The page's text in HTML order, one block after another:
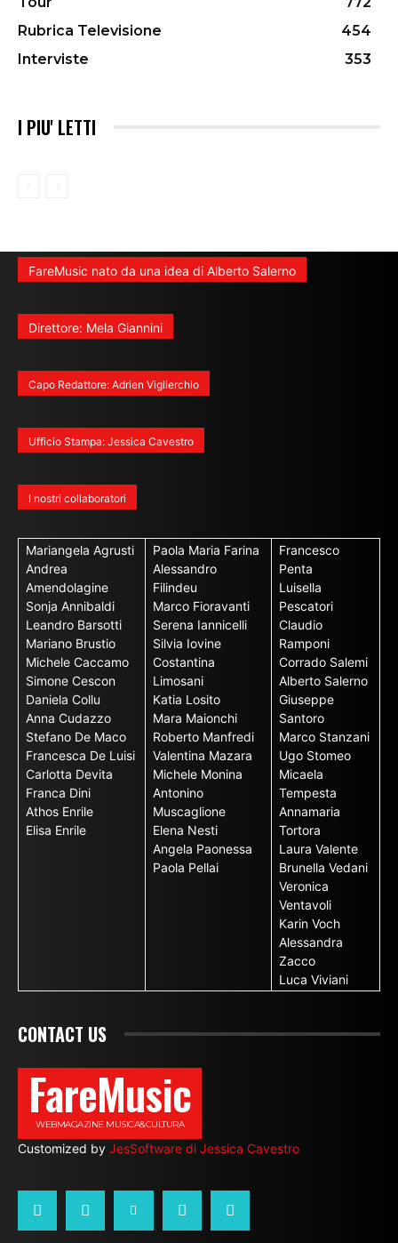
Rubrica Televisione
454
Interviste
353
I PIU' LETTI
FareMusic nato da una idea di Alberto Salerno
Direttore: Mela Giannini
Capo Redattore: Adrien Viglierchio
Ufficio Stampa: Jessica Cavestro
I nostri collaboratori
Mariangela Agrusti
Andrea
Amendolagine
Sonja Annibaldi
Leandro Barsotti
Mariano Brustio
Michele Caccamo
Simone Cescon
Daniela Collu
Anna Cudazzo
Stefano De Maco
Francesca De Luisi
Carlotta Devita
Franca Dini
Athos Enrile
Elisa Enrile
Paola Maria Farina
Alessandro
Filindeu
Marco Fioravanti
Serena Iannicelli
Silvia Iovine
Costantina
Limosani
Katia Losito
Mara Maionchi
Roberto Manfredi
Valentina Mazara
Michele Monina
Antonino
Muscaglione
Elena Nesti
Angela Paonessa
Paola Pellai
Francesco
Penta
Luisella
Pescatori
Claudio
Ramponi
Corrado Salemi
Alberto Salerno
Giuseppe
Santoro
Marco Stanzani
Ugo Stomeo
Micaela
Tempesta
Annamaria
Tortora
Laura Valente
Brunella Vedani
Veronica
Ventavoli
Karin Voch
Alessandra
Zacco
Luca Viviani
CONTACT US
FareMusic
WEBMAGAZINE MUSICA&CULTURA
Customized by JesSoftware di Jessica Cavestro